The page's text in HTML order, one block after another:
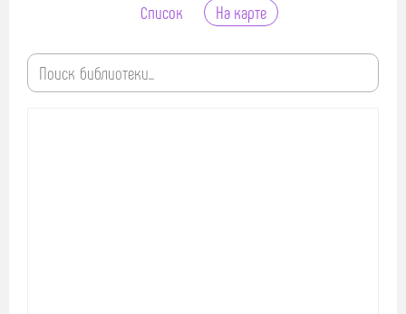
Список На карте